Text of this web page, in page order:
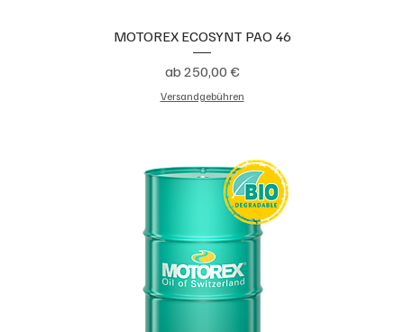
MOTOREX ECOSYNT PAO 46
ab 250,00 €
Sale-Preis
Versandgebühren